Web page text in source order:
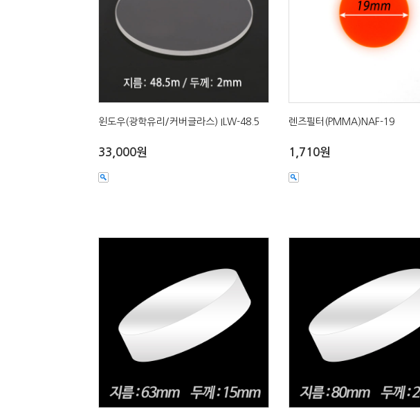
윈도우(광학유리/커버글라스) ILW-48.5
33,000원
렌즈필터(PMMA)NAF-19
1,710원